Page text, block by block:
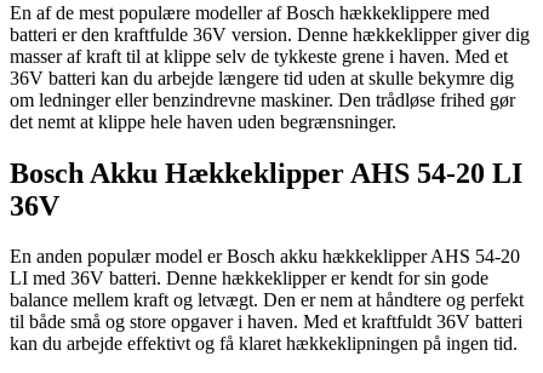
En af de mest populære modeller af Bosch hækkeklippere med
batteri er den kraftfulde 36V version. Denne hækkeklipper giver dig
masser af kraft til at klippe selv de tykkeste grene i haven. Med et
36V batteri kan du arbejde længere tid uden at skulle bekymre dig
om ledninger eller benzindrevne maskiner. Den trådløse frihed gør
det nemt at klippe hele haven uden begrænsninger.
Bosch Akku Hækkeklipper AHS 54-20 LI
36V
En anden populær model er Bosch akku hækkeklipper AHS 54-20
LI med 36V batteri. Denne hækkeklipper er kendt for sin gode
balance mellem kraft og letvægt. Den er nem at håndtere og perfekt
til både små og store opgaver i haven. Med et kraftfuldt 36V batteri
kan du arbejde effektivt og få klaret hækkeklipningen på ingen tid.